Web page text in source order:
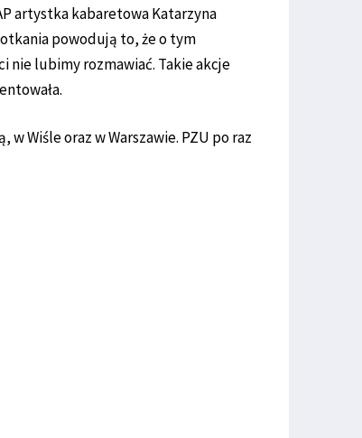
artystka kabaretowa Katarzyna
powodują to, że o tym
nie lubimy rozmawiać. Takie akcje
w Wiśle oraz w Warszawie. PZU po raz